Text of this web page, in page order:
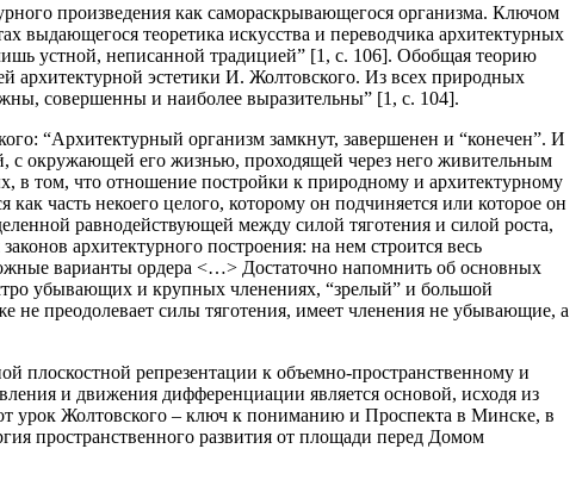
произведения как самораскрывающегося организма. Ключом
выдающегося теоретика искусства и переводчика архитектурных
устной, неписанной традицией” [1, с. 106]. Обобщая теорию
архитектурной эстетики И. Жолтовского. Из всех природных
совершенны и наиболее выразительны” [1, с. 104].
“Архитектурный организм замкнут, завершенен и “конечен”. И
с окружающей его жизнью, проходящей через него живительным
в том, что отношение постройки к природному и архитектурному
часть некоего целого, которому он подчиняется или которое он
равнодействующей между силой тяготения и силой роста,
архитектурного построения: на нем строится весь
варианты ордера <…> Достаточно напомнить об основных
убывающих и крупных членениях, “зрелый” и большой
преодолевает силы тяготения, имеет членения не убывающие, а
плоскостной репрезентации к объемно-пространственному и
и движения дифференциации является основой, исходя из
урок Жолтовского – ключ к пониманию и Проспекта в Минске, в
пространственного развития от площади перед Домом